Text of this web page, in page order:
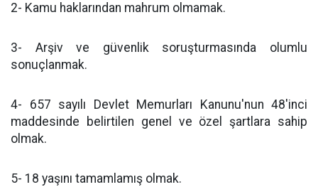
2- Kamu haklarından mahrum olmamak.
3- Arşiv ve güvenlik soruşturmasında olumlu
sonuçlanmak.
4- 657 sayılı Devlet Memurları Kanunu'nun 48'inci
maddesinde belirtilen genel ve özel şartlara sahip
olmak.
5- 18 yaşını tamamlamış olmak.